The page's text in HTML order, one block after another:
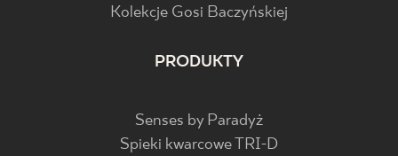
Kolekcje Gosi Baczyńskiej
PRODUKTY
Senses by Paradyż
Spieki kwarcowe TRI-D